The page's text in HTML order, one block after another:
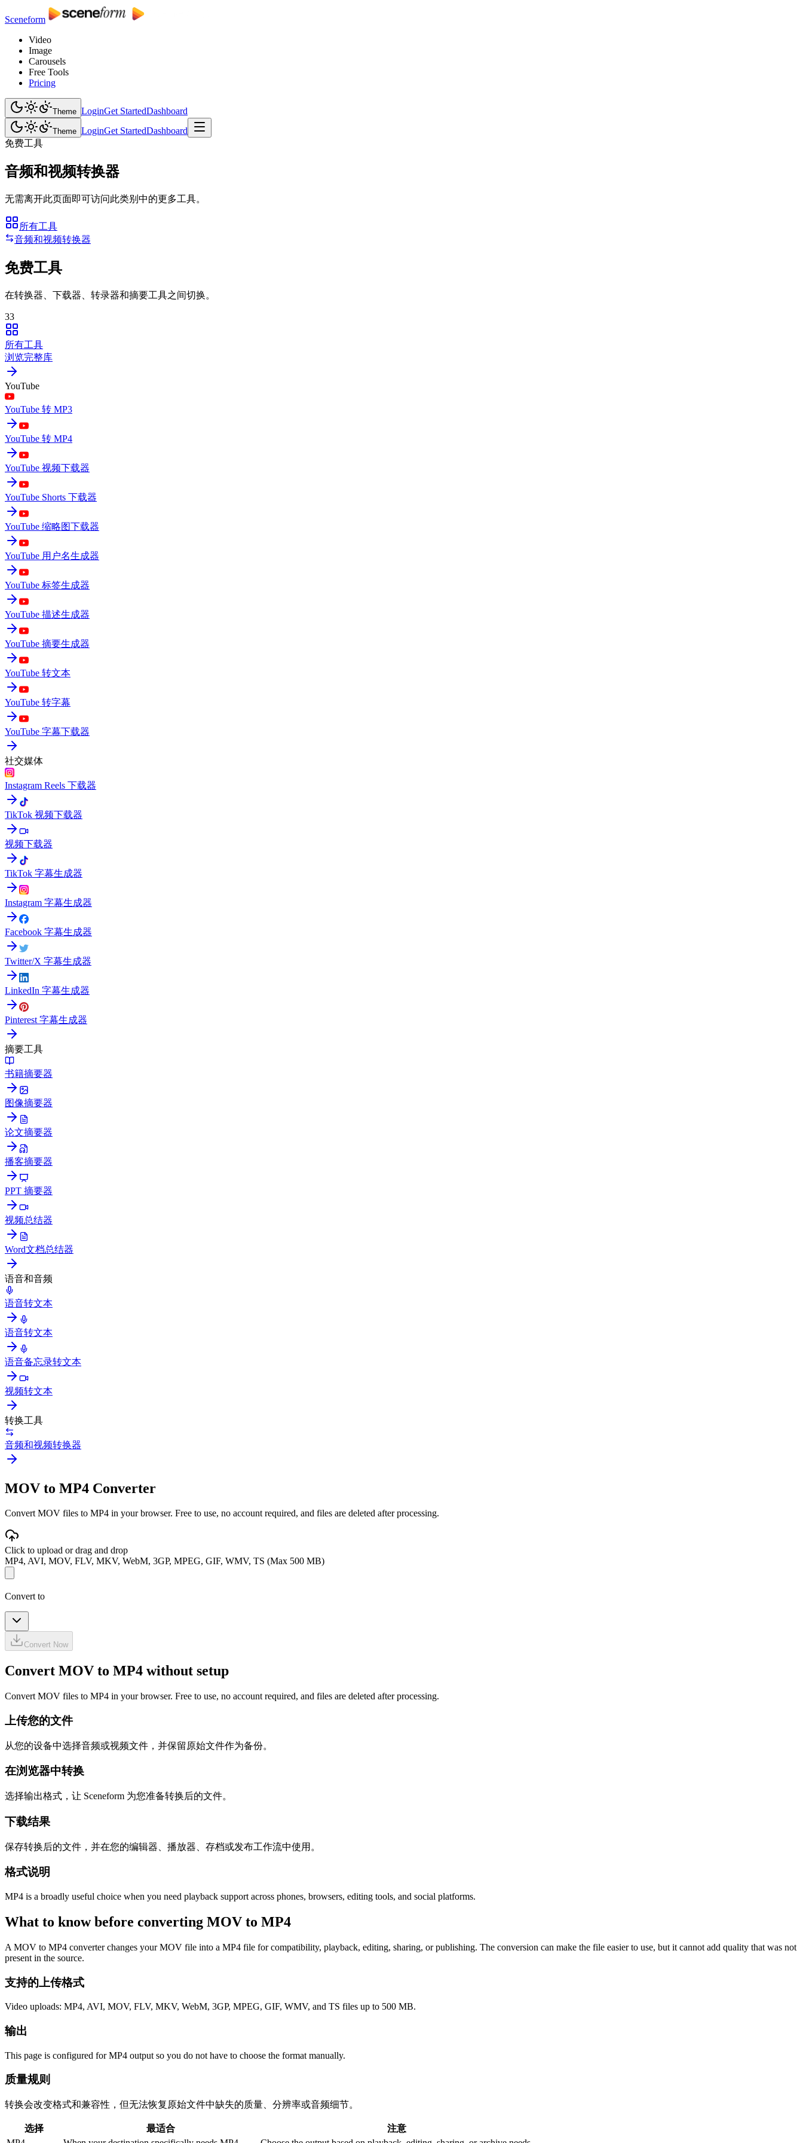
Sceneform
Video
Image
Carousels
Free Tools
Pricing
Theme LoginGet StartedDashboard
Theme LoginGet StartedDashboard
免费工具
音频和视频转换器
无需离开此页面即可访问此类别中的更多工具。
所有工具
音频和视频转换器
免费工具
在转换器、下载器、转录器和摘要工具之间切换。
33
所有工具
浏览完整库
YouTube
YouTube 转 MP3
YouTube 转 MP4
YouTube 视频下载器
YouTube Shorts 下载器
YouTube 缩略图下载器
YouTube 用户名生成器
YouTube 标签生成器
YouTube 描述生成器
YouTube 摘要生成器
YouTube 转文本
YouTube 转字幕
YouTube 字幕下载器
社交媒体
Instagram Reels 下载器
TikTok 视频下载器
视频下载器
TikTok 字幕生成器
Instagram 字幕生成器
Facebook 字幕生成器
Twitter/X 字幕生成器
LinkedIn 字幕生成器
Pinterest 字幕生成器
摘要工具
书籍摘要器
图像摘要器
论文摘要器
播客摘要器
PPT 摘要器
视频总结器
Word文档总结器
语音和音频
语音转文本
语音转文本
语音备忘录转文本
视频转文本
转换工具
音频和视频转换器
MOV to MP4 Converter
Convert MOV files to MP4 in your browser. Free to use, no account required, and files are deleted after processing.
Click to upload or drag and drop
MP4, AVI, MOV, FLV, MKV, WebM, 3GP, MPEG, GIF, WMV, TS (Max 500 MB)
Convert to
Convert Now
Convert MOV to MP4 without setup
Convert MOV files to MP4 in your browser. Free to use, no account required, and files are deleted after processing.
上传您的文件
从您的设备中选择音频或视频文件，并保留原始文件作为备份。
在浏览器中转换
选择输出格式，让 Sceneform 为您准备转换后的文件。
下载结果
保存转换后的文件，并在您的编辑器、播放器、存档或发布工作流中使用。
格式说明
MP4 is a broadly useful choice when you need playback support across phones, browsers, editing tools, and social platforms.
What to know before converting MOV to MP4
A MOV to MP4 converter changes your MOV file into a MP4 file for compatibility, playback, editing, sharing, or publishing. The conversion can make the file easier to use, but it cannot add quality that was not
present in the source.
支持的上传格式
Video uploads: MP4, AVI, MOV, FLV, MKV, WebM, 3GP, MPEG, GIF, WMV, and TS files up to 500 MB.
输出
This page is configured for MP4 output so you do not have to choose the format manually.
质量规则
转换会改变格式和兼容性，但无法恢复原始文件中缺失的质量、分辨率或音频细节。
选择 最适合
注意